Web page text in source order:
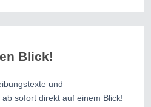
Blick!
und
sofort direkt auf einem Blick!